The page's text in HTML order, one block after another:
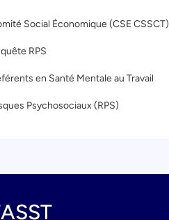
Social Économique (CSE CSSCT)
RPS
en Santé Mentale au Travail
Psychosociaux (RPS)